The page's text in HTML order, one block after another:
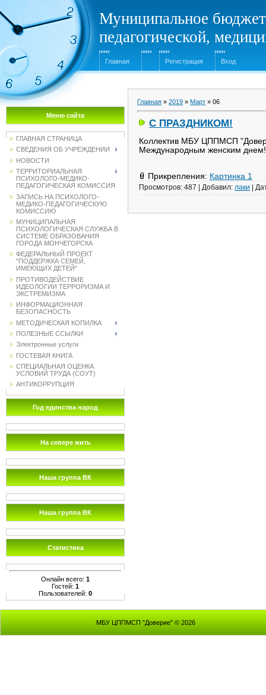
Муниципальное
педагогической,
Главная Регистрация Вход
Меню сайта
ГЛАВНАЯ СТРАНИЦА
СВЕДЕНИЯ ОБ УЧРЕЖДЕНИИ
НОВОСТИ
ТЕРРИТОРИАЛЬНАЯ
ПСИХОЛОГО-МЕДИКО-
ПЕДАГОГИЧЕСКАЯ КОМИССИЯ
ЗАПИСЬ НА ПСИХОЛОГО-
МЕДИКО-ПЕДАГОГИЧЕСКУЮ
КОМИССИЮ
МУНИЦИПАЛЬНАЯ
ПСИХОЛОГИЧЕСКАЯ СЛУЖБА В
СИСТЕМЕ ОБРАЗОВАНИЯ
ГОРОДА МОНЧЕГОРСКА
ФЕДЕРАЛЬНЫЙ ПРОЕКТ
"ПОДДЕРЖКА СЕМЕЙ,
ИМЕЮЩИХ ДЕТЕЙ"
ПРОТИВОДЕЙСТВИЕ
ИДЕОЛОГИИ ТЕРРОРИЗМА И
ЭКСТРЕМИЗМА
ИНФОРМАЦИОННАЯ
БЕЗОПАСНОСТЬ
МЕТОДИЧЕСКАЯ КОПИЛКА
ПОЛЕЗНЫЕ ССЫЛКИ
Электронные услуги
ГОСТЕВАЯ КНИГА
СПЕЦИАЛЬНАЯ ОЦЕНКА
УСЛОВИЙ ТРУДА (СОУТ)
АНТИКОРРУПЦИЯ
Год единства народ
На севере жить
Наша группа ВК
Наша группа ВК
Статистика
Онлайн всего: 1
Гостей: 1
Пользователей: 0
Главная » 2019 » Март » 06
С ПРАЗДНИКОМ!
Коллектив МБУ ЦППМСП
Международным женским
Прикрепления: Картинка 1
Просмотров: 487 Добавил: лаки
МБУ ЦППМСП "Доверие" © 2026